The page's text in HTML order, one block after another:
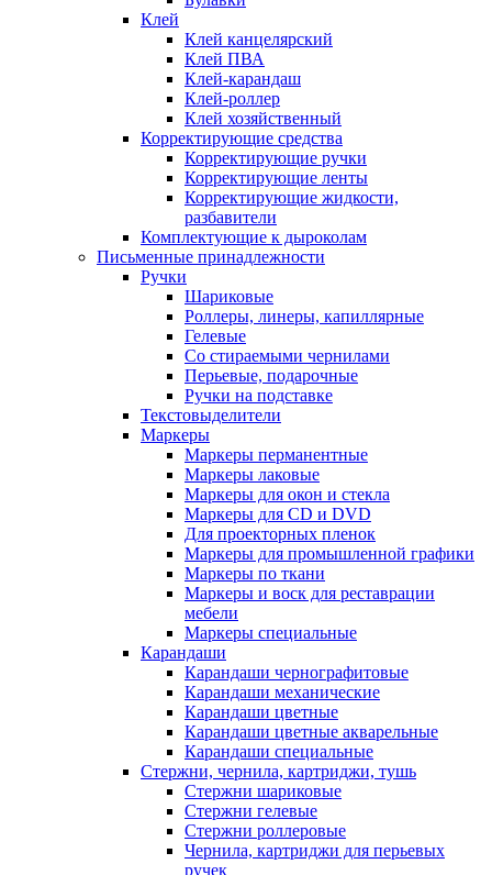
Клей
Клей канцелярский
Клей ПВА
Клей-карандаш
Клей-роллер
Клей хозяйственный
Корректирующие средства
Корректирующие ручки
Корректирующие ленты
Корректирующие жидкости,
разбавители
Комплектующие к дыроколам
Письменные принадлежности
Ручки
Шариковые
Роллеры, линеры, капиллярные
Гелевые
Со стираемыми чернилами
Перьевые, подарочные
Ручки на подставке
Текстовыделители
Маркеры
Маркеры перманентные
Маркеры лаковые
Маркеры для окон и стекла
Маркеры для CD и DVD
Для проекторных пленок
Маркеры для промышленной графики
Маркеры по ткани
Маркеры и воск для реставрации
мебели
Маркеры специальные
Карандаши
Карандаши чернографитовые
Карандаши механические
Карандаши цветные
Карандаши цветные акварельные
Карандаши специальные
Стержни, чернила, картриджи, тушь
Стержни шариковые
Стержни гелевые
Стержни роллеровые
Чернила, картриджи для перьевых
ручек